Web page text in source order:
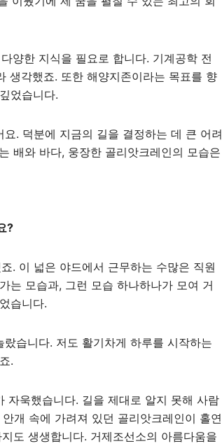
양한 지식을 필요로 합니다. 기계공학 전
생각했죠. 또한 해양지존이라는 목표를 향
었습니다.
. 덕분에 지금의 길을 결정하는 데 큰 어려
배와 바다, 웅장한 골리앗크레인의 모습은
?
. 이 넓은 야드에서 근무하는 수많은 직원
는 모습과, 그런 모습 하나하나가 모여 거
습니다.
습니다. 저도 활기차게 하루를 시작하는
.
자욱했습니다. 길을 제대로 알지 못해 사람
개 속에 가려져 있던 골리앗크레인이 홀연
도 생생합니다. 거제조선소의 아름다움을